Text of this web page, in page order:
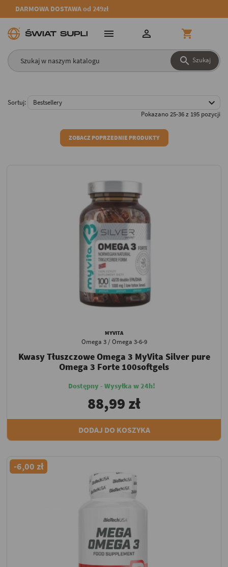
DARMOWA DOSTAWA od 249zł
 Szukaj
  
Sortuj: Bestsellery 
Pokazano 25-36 z 195 pozycji
ZOBACZ POPRZEDNIE PRODUKTY
MYVITA
Omega 3 / Omega 3-6-9
Kwasy Tłuszczowe Omega 3 MyVita Silver pure
Omega 3 Forte 100softgels
Dostępny - Wysyłka w 24h!
88,99 zł
DODAJ DO KOSZYKA
-6,00 zł